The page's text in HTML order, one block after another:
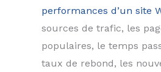
performances d’un site
sources de trafic, les
populaires, le temps
taux de rebond, les